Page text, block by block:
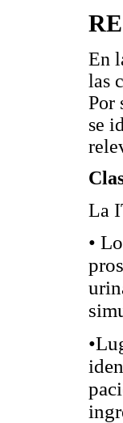
En
las
Por
se
La
•